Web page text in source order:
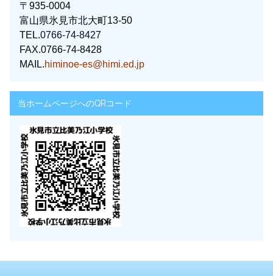
〒935-0004
富山県氷見市北大町13-50
TEL.0766-74-8427
FAX.0766-74-8428
MAIL.himinoe-es@himi.ed.jp
当ホームページへのQRコード